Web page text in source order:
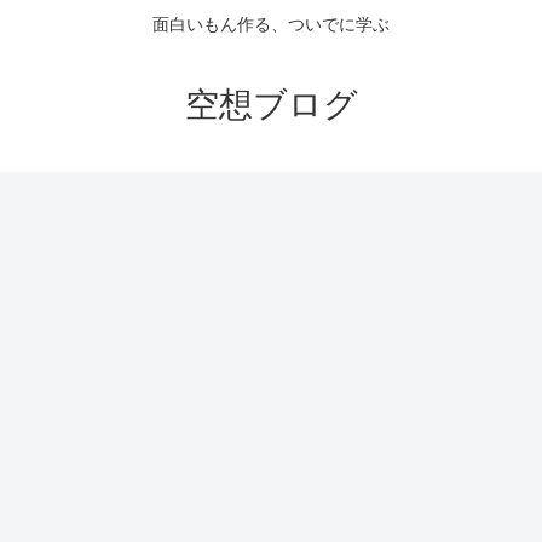
面白いもん作る、ついでに学ぶ
空想ブログ